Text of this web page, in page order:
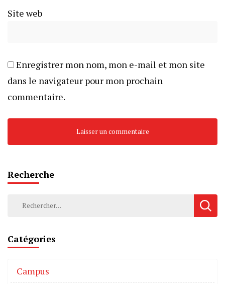
Site web
Enregistrer mon nom, mon e-mail et mon site
dans le navigateur pour mon prochain
commentaire.
Recherche
Catégories
Campus